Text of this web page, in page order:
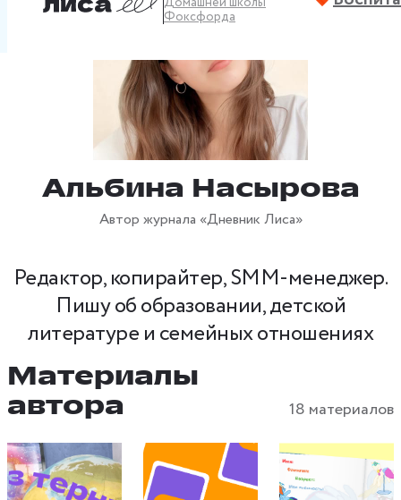
Фоксфорда
Альбина Насырова
Автор журнала «Дневник Лиса»
Редактор, копирайтер, SMM‑менеджер.
Пишу об образовании, детской
литературе и семейных отношениях
Материалы
автора
18 материалов